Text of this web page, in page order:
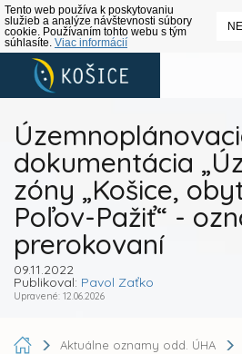
Tento web používa k poskytovaniu
služieb a analýze návštevnosti súbory
cookie. Používaním tohto webu s tým
súhlasíte. Viac informácií
dokumentácia
zóny „Košice,
Poľov-Pažiť“ -
prerokovaní
09.11.2022
Publikoval: Pavol Zaťko
Upravené: 12.06.2026
Aktuálne oznamy odd. ÚHA